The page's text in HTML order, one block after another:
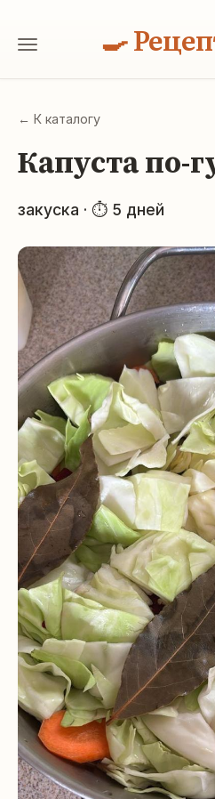
🍳
← К каталогу
Капуста по-
закуска · ⏱ 5 дней